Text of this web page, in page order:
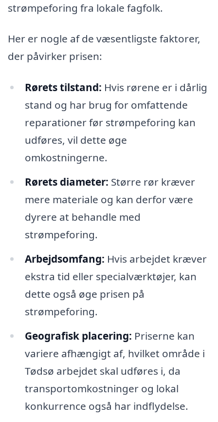
strømpeforing fra lokale fagfolk.
Her er nogle af de væsentligste faktorer,
der påvirker prisen:
Rørets tilstand: Hvis rørene er i dårlig
stand og har brug for omfattende
reparationer før strømpeforing kan
udføres, vil dette øge
omkostningerne.
Rørets diameter: Større rør kræver
mere materiale og kan derfor være
dyrere at behandle med
strømpeforing.
Arbejdsomfang: Hvis arbejdet kræver
ekstra tid eller specialværktøjer, kan
dette også øge prisen på
strømpeforing.
Geografisk placering: Priserne kan
variere afhængigt af, hvilket område i
Tødsø arbejdet skal udføres i, da
transportomkostninger og lokal
konkurrence også har indflydelse.